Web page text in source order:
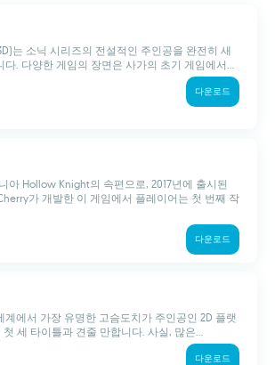
는 소닉 시리즈의 전설적인 주인공을 완전히 새
. 다양한 게임의 장면은 사가의 초기 게임에서...
다운로드
아 Hollow Knight의 속편으로, 2017년에 출시된
가 개발한 이 게임에서 플레이어는 첫 번째 작
다운로드
에서 가장 유명한 고슴도치가 주인공인 2D 플랫
세 타이틀과 견줄 만합니다. 사실, 많은...
다운로드